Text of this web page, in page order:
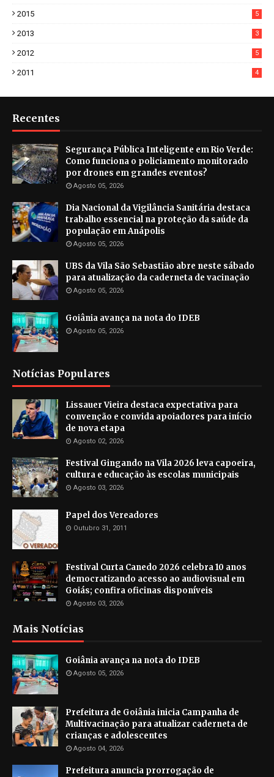
2015 5
2013 3
2012 5
2011 4
Recentes
Segurança Pública Inteligente em Rio Verde:
Como funciona o policiamento monitorado
por drones em grandes eventos?
Agosto 05, 2026
Dia Nacional da Vigilância Sanitária destaca
trabalho essencial na proteção da saúde da
população em Anápolis
Agosto 05, 2026
UBS da Vila São Sebastião abre neste sábado
para atualização da caderneta de vacinação
Agosto 05, 2026
Goiânia avança na nota do IDEB
Agosto 05, 2026
Notícias Populares
Lissauer Vieira destaca expectativa para
convenção e convida apoiadores para início
de nova etapa
Agosto 02, 2026
Festival Gingando na Vila 2026 leva capoeira,
cultura e educação às escolas municipais
Agosto 03, 2026
Papel dos Vereadores
Outubro 31, 2011
Festival Curta Canedo 2026 celebra 10 anos
democratizando acesso ao audiovisual em
Goiás; confira oficinas disponíveis
Agosto 03, 2026
Mais Notícias
Goiânia avança na nota do IDEB
Agosto 05, 2026
Prefeitura de Goiânia inicia Campanha de
Multivacinação para atualizar caderneta de
crianças e adolescentes
Agosto 04, 2026
Prefeitura anuncia prorrogação de